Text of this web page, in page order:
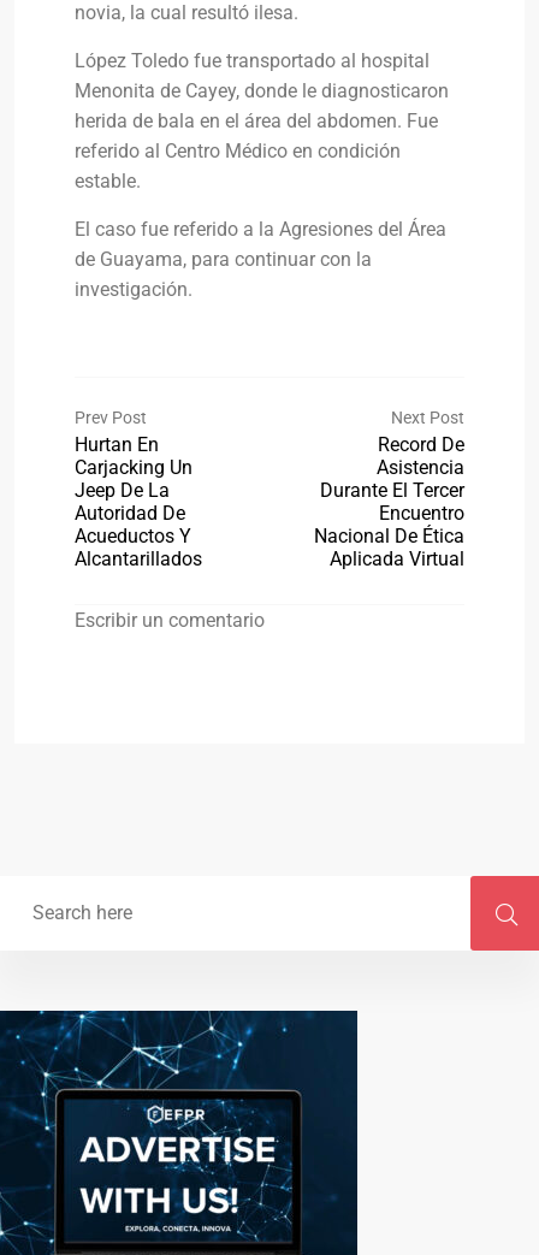
novia, la cual resultó ilesa.
López Toledo fue transportado al hospital
Menonita de Cayey, donde le diagnosticaron
herida de bala en el área del abdomen. Fue
referido al Centro Médico en condición
estable.
El caso fue referido a la Agresiones del Área
de Guayama, para continuar con la
investigación.
Prev Post
Hurtan En
Carjacking Un
Jeep De La
Autoridad De
Acueductos Y
Alcantarillados
Next Post
Record De
Asistencia
Durante El Tercer
Encuentro
Nacional De Ética
Aplicada Virtual
Escribir un comentario